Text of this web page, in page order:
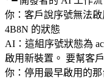
你： 客戶說序號無法
4B8N 的狀態
AI： 這組序號狀態為
啟用新裝置。 要幫客
你： 停用最早啟用的那